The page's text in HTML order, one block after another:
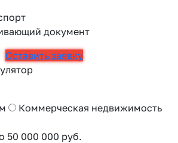
документ
Оставить заявку
Коммерческая недвижимость
50 000 000 руб.